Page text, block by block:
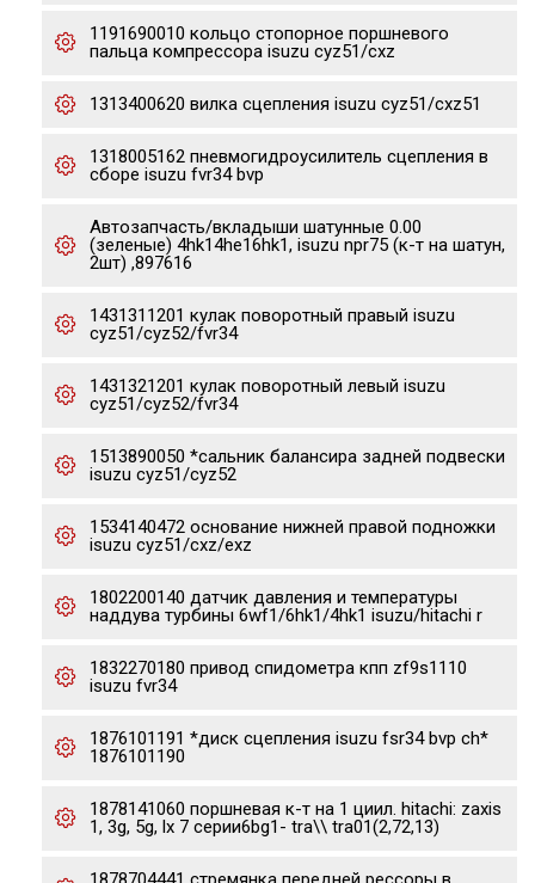
1191690010 кольцо стопорное поршневого
пальца компрессора isuzu cyz51/cxz
1313400620 вилка сцепления isuzu cyz51/cxz51
1318005162 пневмогидроусилитель сцепления в
сборе isuzu fvr34 bvp
Автозапчасть/вкладыши шатунные 0.00
(зеленые) 4hk14he16hk1, isuzu npr75 (к-т на шатун,
2шт) ,897616
1431311201 кулак поворотный правый isuzu
cyz51/cyz52/fvr34
1431321201 кулак поворотный левый isuzu
cyz51/cyz52/fvr34
1513890050 *сальник балансира задней подвески
isuzu cyz51/cyz52
1534140472 основание нижней правой подножки
isuzu cyz51/cxz/exz
1802200140 датчик давления и температуры
наддува турбины 6wf1/6hk1/4hk1 isuzu/hitachi r
1832270180 привод спидометра кпп zf9s1110
isuzu fvr34
1876101191 *диск сцепления isuzu fsr34 bvp ch*
1876101190
1878141060 поршневая к-т на 1 циил. hitachi: zaxis
1, 3g, 5g, lx 7 серии6bg1- tra\\ tra01(2,72,13)